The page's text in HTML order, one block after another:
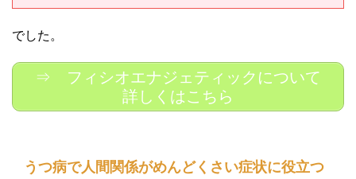
でした。
⇒ フィシオエナジェティックについて
詳しくはこちら
うつ病で人間関係がめんどくさい症状に役立つ